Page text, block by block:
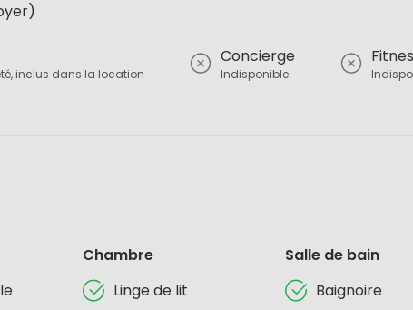
inclus dans la location
Concierge
Indisponible
Chambre
Linge de lit
Salle de bain
Baignoire